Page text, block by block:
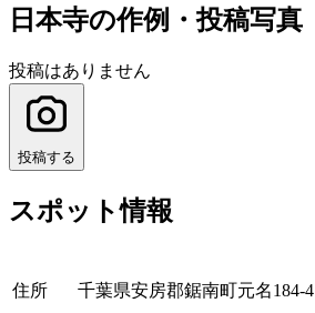
日本寺の作例・投稿写真
投稿はありません
投稿する
スポット情報
住所 千葉県安房郡鋸南町元名184-4